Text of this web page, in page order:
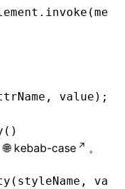
.invoke
, value);
kebab-case 。
(styleName ,